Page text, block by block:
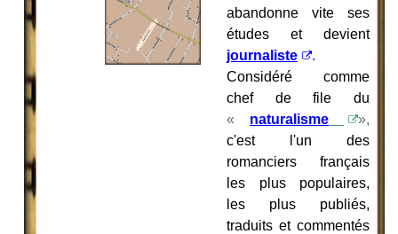
abandonne vite ses
études et devient
journaliste
.
Considéré comme
chef de file du
« naturalisme
»,
c'est l'un des
romanciers français
les plus populaires,
les plus publiés,
traduits et commentés